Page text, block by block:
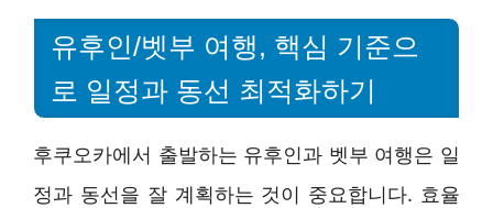
유후인/벳부 여행, 핵심 기준으
로 일정과 동선 최적화하기
후쿠오카에서 출발하는 유후인과 벳부 여행은 일
정과 동선을 잘 계획하는 것이 중요합니다. 효율